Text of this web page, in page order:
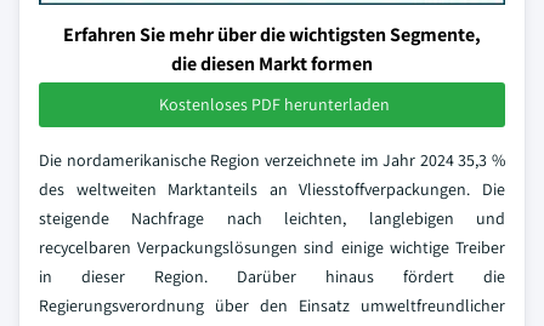
Erfahren Sie mehr über die wichtigsten Segmente,
die diesen Markt formen
Kostenloses PDF herunterladen
Die nordamerikanische Region verzeichnete im Jahr 2024 35,3 %
des weltweiten Marktanteils an Vliesstoffverpackungen. Die
steigende Nachfrage nach leichten, langlebigen und
recycelbaren Verpackungslösungen sind einige wichtige Treiber
in dieser Region. Darüber hinaus fördert die
Regierungsverordnung über den Einsatz umweltfreundlicher